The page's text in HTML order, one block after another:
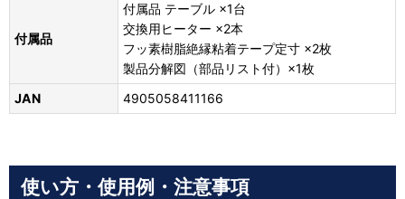
付属品
付属品 テーブル ×1台
交換用ヒーター ×2本
フッ素樹脂絶縁粘着テープ定寸 ×2枚
製品分解図（部品リスト付）×1枚
JAN
4905058411166
使い方・使用例・注意事項